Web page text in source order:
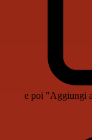
e poi "Aggiungi